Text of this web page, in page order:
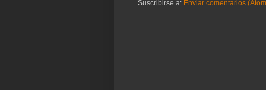
Suscribirse a: Enviar comentarios